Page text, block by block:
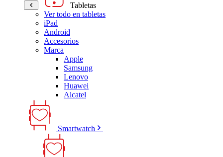
Tabletas
Ver todo en tabletas
iPad
Android
Accesorios
Marca
Apple
Samsung
Lenovo
Huawei
Alcatel
Smartwatch